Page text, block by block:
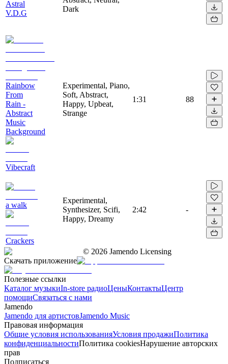
Astral
V.D.G
Dark
Rainbow
From
Rain -
Abstract
Music
Background
Vibecraft
Experimental, Piano,
Soft, Abstract,
Happy, Upbeat,
Strange
1:31 88
a walk
Crackers
Experimental,
Synthesizer, Scifi,
Happy, Dreamy
2:42 -
© 2026 Jamendo Licensing
Скачать приложение
Полезные ссылки
Каталог музыкиIn-store радиоЦеныКонтактыЦентр
помощиСвязаться с нами
Jamendo
Jamendo для артистовJamendo Music
Правовая информация
Общие условия использованияУсловия продажиПолитика
конфиденциальностиПолитика cookiesНарушение авторских
прав
Подписаться